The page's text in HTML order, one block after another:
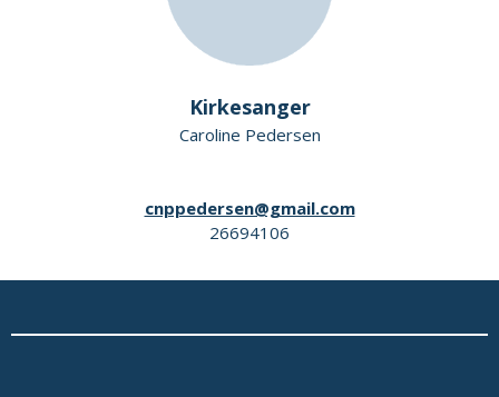
Kirkesanger
Caroline Pedersen
cnppedersen@gmail.com
26694106